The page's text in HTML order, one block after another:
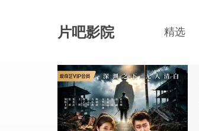
片吧影院 精选